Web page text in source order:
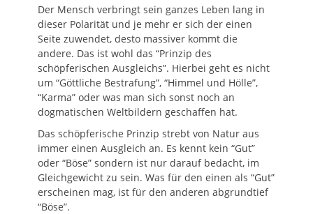
Der Mensch verbringt sein ganzes Leben lang in
dieser Polarität und je mehr er sich der einen
Seite zuwendet, desto massiver kommt die
andere. Das ist wohl das “Prinzip des
schöpferischen Ausgleichs”. Hierbei geht es nicht
um “Göttliche Bestrafung”, “Himmel und Hölle”,
“Karma” oder was man sich sonst noch an
dogmatischen Weltbildern geschaffen hat.
Das schöpferische Prinzip strebt von Natur aus
immer einen Ausgleich an. Es kennt kein “Gut”
oder “Böse” sondern ist nur darauf bedacht, im
Gleichgewicht zu sein. Was für den einen als “Gut”
erscheinen mag, ist für den anderen abgrundtief
“Böse”.